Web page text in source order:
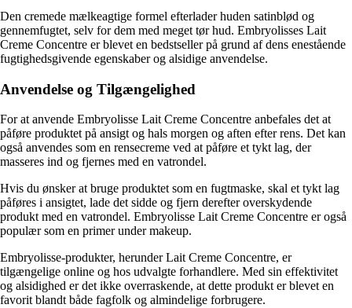
Den cremede mælkeagtige formel efterlader huden satinblød og
gennemfugtet, selv for dem med meget tør hud. Embryolisses Lait
Creme Concentre er blevet en bedstseller på grund af dens enestående
fugtighedsgivende egenskaber og alsidige anvendelse.
Anvendelse og Tilgængelighed
For at anvende Embryolisse Lait Creme Concentre anbefales det at
påføre produktet på ansigt og hals morgen og aften efter rens. Det kan
også anvendes som en rensecreme ved at påføre et tykt lag, der
masseres ind og fjernes med en vatrondel.
Hvis du ønsker at bruge produktet som en fugtmaske, skal et tykt lag
påføres i ansigtet, lade det sidde og fjern derefter overskydende
produkt med en vatrondel. Embryolisse Lait Creme Concentre er også
populær som en primer under makeup.
Embryolisse-produkter, herunder Lait Creme Concentre, er
tilgængelige online og hos udvalgte forhandlere. Med sin effektivitet
og alsidighed er det ikke overraskende, at dette produkt er blevet en
favorit blandt både fagfolk og almindelige forbrugere.